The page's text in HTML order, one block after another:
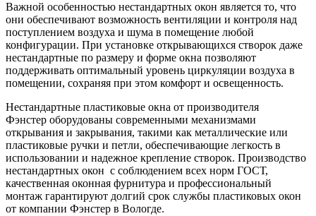
Важной особенностью нестандартных окон является то, что
они обеспечивают возможность вентиляции и контроля над
поступлением воздуха и шума в помещение любой
конфигурации. При установке открывающихся створок даже
нестандартные по размеру и форме окна позволяют
поддерживать оптимальный уровень циркуляции воздуха в
помещении, сохраняя при этом комфорт и освещенность.
Нестандартные пластиковые окна от производителя
Фэнстер оборудованы современными механизмами
открывания и закрывания, такими как металлические или
пластиковые ручки и петли, обеспечивающие легкость в
использовании и надежное крепление створок. Производство
нестандартных окон с соблюдением всех норм ГОСТ,
качественная оконная фурнитура и профессиональный
монтаж гарантируют долгий срок службы пластиковых окон
от компании Фэнстер в Вологде.